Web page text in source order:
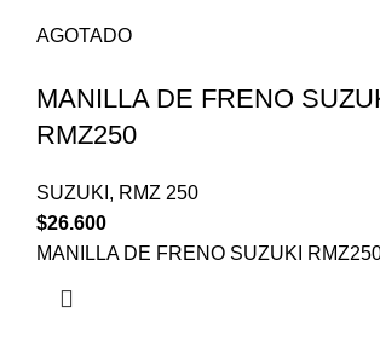
AGOTADO
MANILLA DE FRENO
RMZ250
SUZUKI , RMZ 250
$26.600
MANILLA DE FRENO SUZUKI